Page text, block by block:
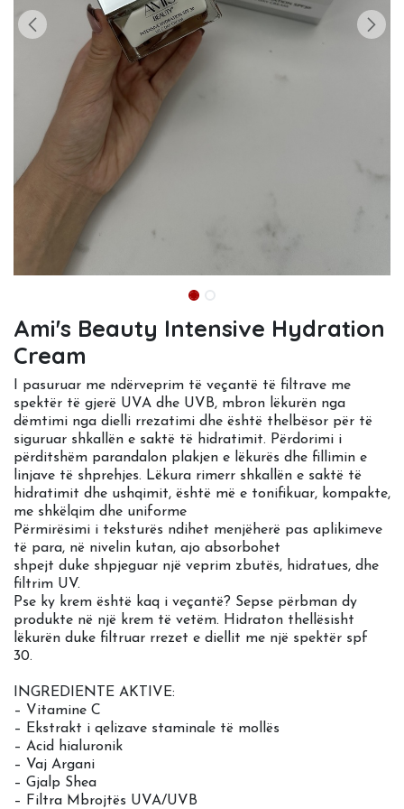
Ami's Beauty Intensive Hydration
Cream
I pasuruar me ndërveprim të veçantë të filtrave me
spektër të gjerë UVA dhe UVB, mbron lëkurën nga
dëmtimi nga dielli rrezatimi dhe është thelbësor për të
siguruar shkallën e saktë të hidratimit. Përdorimi i
përditshëm parandalon plakjen e lëkurës dhe fillimin e
linjave të shprehjes. Lëkura rimerr shkallën e saktë të
hidratimit dhe ushqimit, është më e tonifikuar, kompakte,
me shkëlqim dhe uniforme
Përmirësimi i teksturës ndihet menjëherë pas aplikimeve
të para, në nivelin kutan, ajo absorbohet
shpejt duke shpjeguar një veprim zbutës, hidratues, dhe
filtrim UV.
Pse ky krem është kaq i veçantë? Sepse përbman dy
produkte në një krem të vetëm. Hidraton thellësisht
lëkurën duke filtruar rrezet e diellit me një spektër spf
30.
INGREDIENTE AKTIVE:
– Vitamine C
– Ekstrakt i qelizave staminale të mollës
– Acid hialuronik
– Vaj Argani
– Gjalp Shea
– Filtra Mbrojtës UVA/UVB